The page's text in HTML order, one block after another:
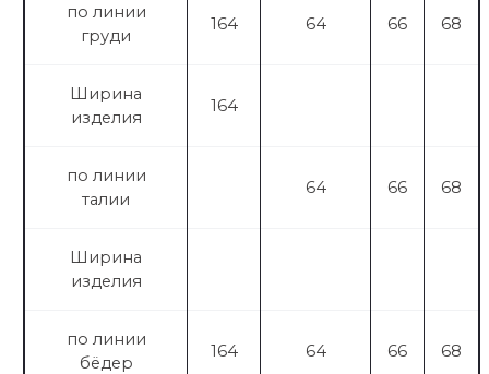
по линии
груди
164 64 66 68
Ширина
изделия
164
по линии
талии
64 66 68
Ширина
изделия
по линии
бёдер
164 64 66 68